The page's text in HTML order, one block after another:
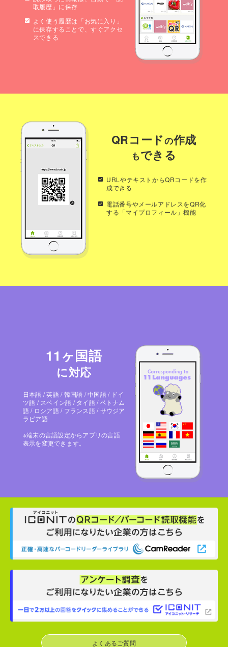
取履歴」に保存
よく使う履歴は「お気に入り」
に保存することで、すぐアクセ
スできる
QRコードの作成
もできる
URLやテキストからQRコードを作
成できる
電話番号やメールアドレスをQR化
する「マイプロフィール」機能
11ヶ国語
に対応
日本語 / 英語 / 韓国語 / 中国語 / ドイ
ツ語 / スペイン語 / タイ語 / ベトナム
語 / ロシア語 / フランス語 / サウジア
ラビア語
※端末の言語設定からアプリの言語
表示を変更できます。
よくあるご質問